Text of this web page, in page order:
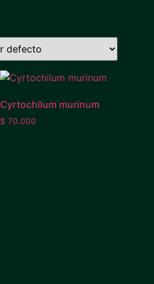
Cyrtochilum murinum
$ 70.000